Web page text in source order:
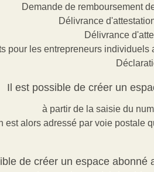
Demande de remboursement
Délivrance
Délivrance
pour les entrepreneurs individuels
Il est possible de créer un
à partir de la saisie du
est alors adressé par voie postale
de créer un espace